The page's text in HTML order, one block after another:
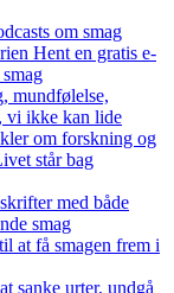
om smag
Hent en gratis e-
mundfølelse,
vi ikke kan lide
om forskning og
står bag
med både
smag
at få smagen frem i
sanke urter, undgå